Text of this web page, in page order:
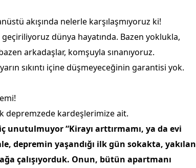
Muğla
Muş
Ordu
akışında nelerle karşılaşmıyoruz ki!
dünya hayatında. Bazen yoklukla,
arkadaşlar, komşuyla sınanıyoruz.
sıkıntı içine düşmeyeceğinin garantisi yok.
depremzede kardeşlerimize ait.
unutulmuyor “Kirayı arttırmamı, ya da evi
depremin yaşandığı ilk gün sokakta, yakılan
çalışıyorduk. Onun, bütün apartmanı